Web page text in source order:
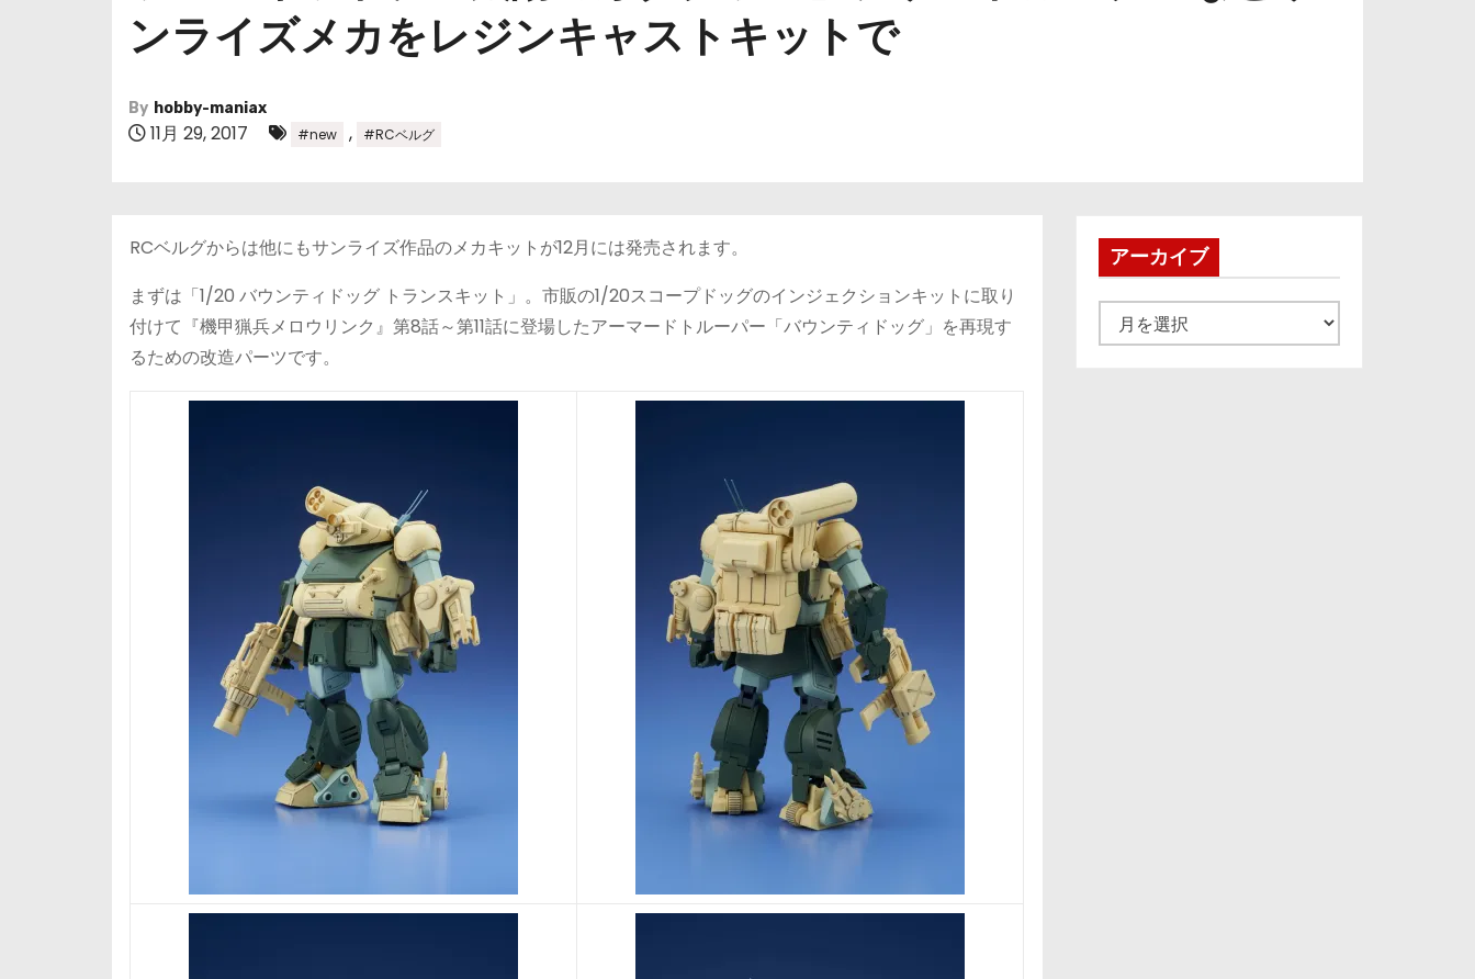
ンライズメカをレジンキャストキットで
By hobby-maniax
11月 29, 2017 #new , #RCベルグ
RCベルグからは他にもサンライズ作品のメカキットが12月には発売されます。
まずは「1/20 バウンティドッグ トランスキット」。市販の1/20スコープドッグのインジェクションキットに取り
付けて『機甲猟兵メロウリンク』第8話～第11話に登場したアーマードトルーパー「バウンティドッグ」を再現す
るための改造パーツです。
アーカイブ
ー